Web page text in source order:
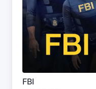
FBI